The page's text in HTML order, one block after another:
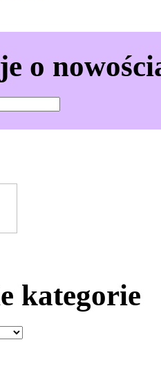
o
kategorie